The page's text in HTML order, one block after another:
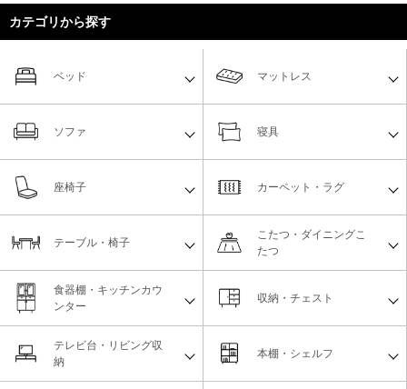
カテゴリから探す
ベッド マットレス
ソファ 寝具
座椅子 カーペット・ラグ
テーブル・椅子
こたつ・ダイニングこ
たつ
食器棚・キッチンカウ
ンター
収納・チェスト
テレビ台・リビング収
納
本棚・シェルフ